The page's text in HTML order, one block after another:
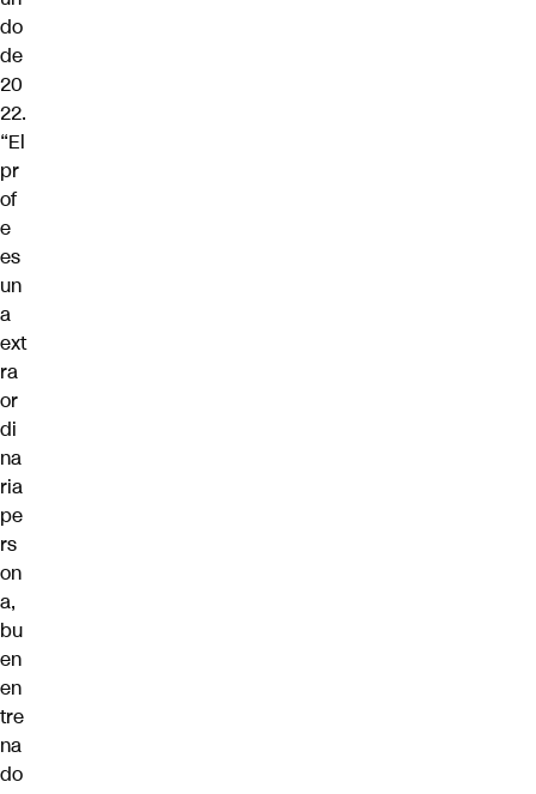
do
de
20
22.
“El
pr
of
e
es
un
a
ext
ra
or
di
na
ria
pe
rs
on
a,
bu
en
en
tre
na
do